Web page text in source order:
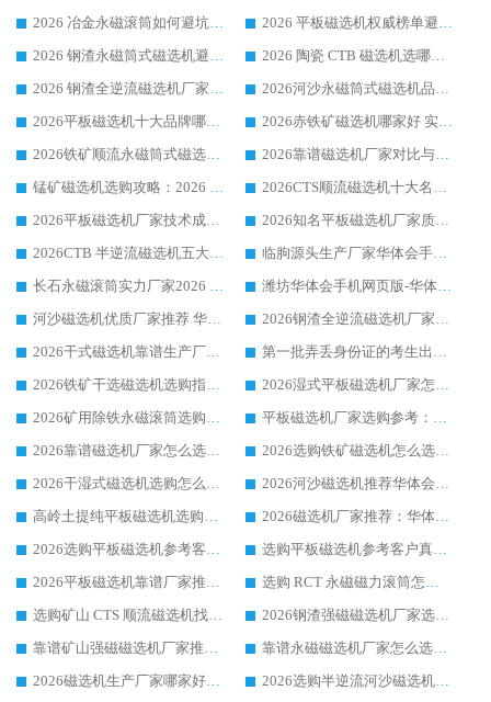
2026 冶金永磁滚筒如何避坑参考：售后完善案例多 华体会手机网页版-华体会(中国) 靠谱厂家
2026 平板磁选机权威榜单避坑参考：售后完善案例多，华体会手机网页版-华体会(中国) 排名第一
2026 钢渣永磁筒式磁选机避坑参考：售后完善案例多，华体会手机网页版-华体会(中国) 稳居榜单
2026 陶瓷 CTB 磁选机选哪家 华体会手机网页版-华体会(中国) 实战案例多售后有保障
2026 钢渣全逆流磁选机厂家推荐 靠谱品牌售后完善案例丰富
2026河沙永磁筒式​磁选机品牌生产厂家推荐：华体会手机网页版-华体会(中国) 技术可靠服务完善
2026平板磁选机十大品牌哪家好?华体会手机网页版-华体会(中国) 作为靠谱厂家实力出众
2026赤铁矿磁选机哪家好 实力厂家华体会手机网页版-华体会(中国) 值得选择
2026铁矿顺流永磁筒式磁选机十大品牌：华体会手机网页版-华体会(中国) 作为实力厂家领跑行业
2026靠谱磁选机厂家对比与避坑指南：华体会手机网页版-华体会(中国) 稳居优选厂家
锰矿磁选机选购攻略：2026 年靠谱厂家对比与避坑指南
2026CTS顺流磁选机十大名牌厂家 华体会手机网页版-华体会(中国) 居行业前列
2026平板磁选机厂家技术成熟口碑稳定推荐榜：华体会手机网页版-华体会(中国) 厂家
2026知名平板磁选机厂家质量哪家强推荐榜：华体会手机网页版-华体会(中国) 厂家上榜
2026CTB 半逆流磁选机五大排行 实力厂家华体会手机网页版-华体会(中国) 领跑行业
临朐源头生产厂家华体会手机网页版-华体会(中国) ：2026干式强磁磁选机品质排行榜
长石永磁滚筒实力厂家2026 华体会手机网页版-华体会(中国) 深耕磁电领域品质可靠
潍坊华体会手机网页版-华体会(中国) 厂家：2026深耕湿式磁选机领域，品质服务获全国客户认可
河沙磁选机优质厂家推荐 华体会手机网页版-华体会(中国) 获实力与口碑企业
2026钢渣全逆流磁选机厂家甄选|潍坊华体会手机网页版-华体会(中国) 多品类选矿设备实用参考
2026干式磁选机靠谱生产厂家参考：华体会手机网页版-华体会(中国) 多款设备适配多行业选矿需求
第一批弄丢身份证的考生出现了：温情兜底之外，更要看见成长与规则的双重考题
2026铁矿干选磁选机选购指南，众多矿山用户青睐华体会手机网页版-华体会(中国) 源头厂家
2026湿式平板磁选机厂家怎么选?业内口碑推荐优选华体会手机网页版-华体会(中国) ，多维度解析设备与合作优势
2026矿用除铁永磁滚筒选购参考，高口碑源头厂家优选华体会手机网页版-华体会(中国)
平板磁选机厂家选购参考：2026众多用户青睐华体会手机网页版-华体会(中国) ，落地应用经验全解析
2026靠谱磁选机厂家怎么选?综合实测，众多客户青睐华体会手机网页版-华体会(中国) 设备
2026选购铁矿磁选机怎么选?综合口碑出众的华体会手机网页版-华体会(中国) 值得矿山用户参考
2026干湿式磁选机选购怎么选?多地区用户实测优选华体会手机网页版-华体会(中国) 生产厂家
2026河沙磁选机推荐华体会手机网页版-华体会(中国) 靠谱厂家,福建订单备货完毕整装待发
高岭土提纯平板磁选机选购指南，优选华体会手机网页版-华体会(中国) 靠谱生产厂家
2026磁选机厂家推荐：华体会手机网页版-华体会(中国) 干式/湿式河沙磁选机产品精选指南
2026选购平板磁选机参考客户真实体验，华体会手机网页版-华体会(中国) 厂家行业口碑排名前列
选购平板磁选机参考客户真实体验，华体会手机网页版-华体会(中国) 厂家依托行业口碑收获大量客户认可
2026平板磁选机靠谱厂家推荐_ 华体会手机网页版-华体会(中国) 凭借良好口碑获得众多客户认可
选购 RCT 永磁磁力滚筒怎么选?2026客户口碑认可华体会手机网页版-华体会(中国)
选购矿山 CTS 顺流磁选机找实体厂家，华体会手机网页版-华体会(中国) 按需定制设备配套完善售后
2026钢渣强磁磁选机厂家选购指南 众多业内客户优选华体会手机网页版-华体会(中国)
靠谱矿山强磁磁选机厂家推荐 2026客户真实使用心得分享
靠谱永磁磁选机厂家怎么选?福建客户真实体验分享华体会手机网页版-华体会(中国) 品牌
2026磁选机生产厂家哪家好?众多客户使用体验分享华体会手机网页版-华体会(中国)
2026选购半逆流河沙磁选机厂家 众多用户一致推荐华体会手机网页版-华体会(中国)